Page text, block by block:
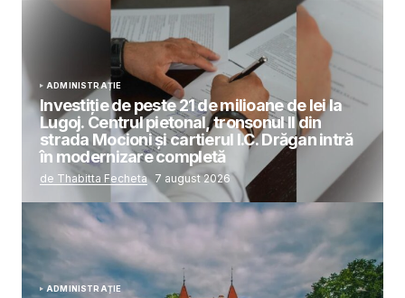
ADMINISTRAȚIE
Investiție de peste 21 de milioane de lei la
Lugoj. Centrul pietonal, tronsonul II din
strada Mocioni și cartierul I.C. Drăgan intră
în modernizare completă
de Thabitta Fecheta 7 august 2026
ADMINISTRAȚIE